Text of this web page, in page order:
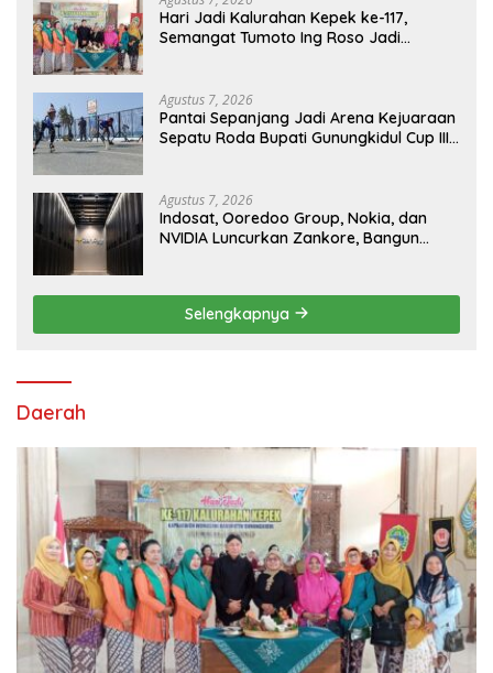
Hari Jadi Kalurahan Kepek ke-117,
Semangat Tumoto Ing Roso Jadi
Agustus 7, 2026
Pantai Sepanjang Jadi Arena Kejuaraan
Sepatu Roda Bupati Gunungkidul Cup III
Agustus 7, 2026
Indosat, Ooredoo Group, Nokia, dan
NVIDIA Luncurkan Zankore, Bangun
Selengkapnya
Daerah